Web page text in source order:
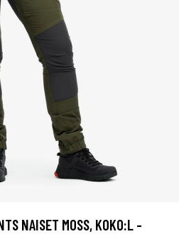
NAISET MOSS, KOKO:L -